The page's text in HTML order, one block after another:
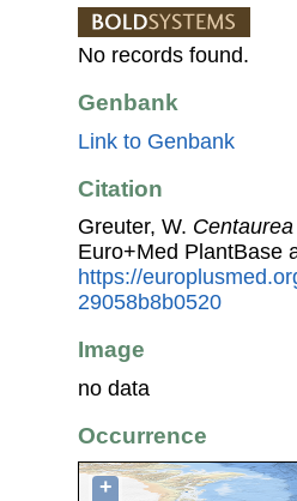
No records found.
Genbank
Link to Genbank
Citation
Greuter, W.
Euro+Med PlantBase
https://
29058b8b0520
Image
no data
Occurrence
+